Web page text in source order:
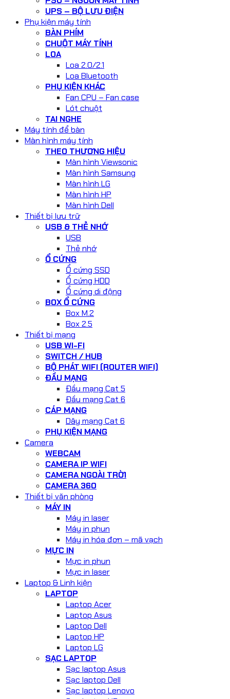
UPS – BỘ LƯU ĐIỆN
Phụ kiện máy tính
BÀN PHÍM
CHUỘT MÁY TÍNH
LOA
Loa 2.0/2.1
Loa Bluetooth
PHỤ KIỆN KHÁC
Fan CPU – Fan case
Lót chuột
TAI NGHE
Máy tính để bàn
Màn hình máy tính
THEO THƯƠNG HIỆU
Màn hình Viewsonic
Màn hình Samsung
Màn hình LG
Màn hình HP
Màn hình Dell
Thiết bị lưu trữ
USB & THẺ NHỚ
USB
Thẻ nhớ
Ổ CỨNG
Ổ cứng SSD
Ổ cứng HDD
Ổ cứng di động
BOX Ổ CỨNG
Box M.2
Box 2.5
Thiết bị mạng
USB WI-FI
SWITCH / HUB
BỘ PHÁT WIFI (ROUTER WIFI)
ĐẦU MẠNG
Đầu mạng Cat 5
Đầu mạng Cat 6
CÁP MẠNG
Dây mạng Cat 6
PHỤ KIỆN MẠNG
Camera
WEBCAM
CAMERA IP WIFI
CAMERA NGOÀI TRỜI
CAMERA 360
Thiết bị văn phòng
MÁY IN
Máy in laser
Máy in phun
Máy in hóa đơn – mã vạch
MỰC IN
Mực in phun
Mực in laser
Laptop & Linh kiện
LAPTOP
Laptop Acer
Laptop Asus
Laptop Dell
Laptop HP
Laptop LG
SẠC LAPTOP
Sạc laptop Asus
Sạc laptop Dell
Sạc laptop Lenovo